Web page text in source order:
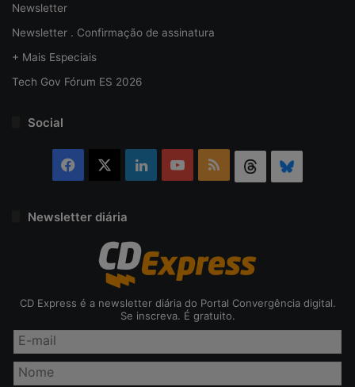
Newsletter
Newsletter . Confirmação de assinatura
+ Mais Especiais
Tech Gov Fórum ES 2026
Social
Facebook LinkedinYouTubeRSS Threads
Newsletter diária
CD Express é a newsletter diária do Portal Convergência digital.
Se inscreva. É gratuito.